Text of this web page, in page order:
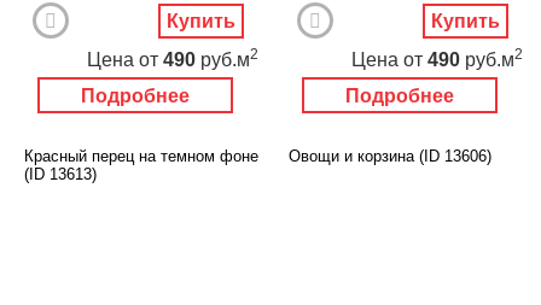
Подробнее
Цена от 490 руб.м2
Купить
Подробнее
Цена от 490 руб.м2
Купить
Красный перец на темном фоне
(ID 13613)
Овощи и корзина (ID 13606)